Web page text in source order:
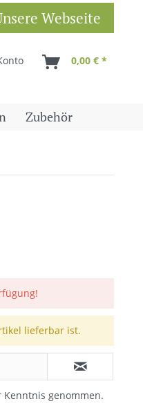
Webseite
0,00 € *
Zubehör
lieferbar ist.
Kenntnis genommen.